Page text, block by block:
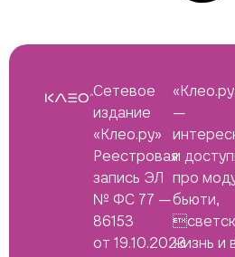
Сетевое
издание
«Клео.ру»
Реестровая
запись ЭЛ
№ ФС 77 —
86153
от 19.10.2023
—
и
про
бьюти,
жизнь и